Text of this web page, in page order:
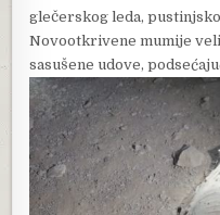
glečerskog leda,
Novootkrivene mumije
sasušene udove,